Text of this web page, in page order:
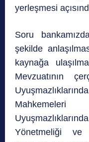
yerleşmesi
Soru
şekilde
kaynağa
Mevzuatının
Yönetmeliği ve